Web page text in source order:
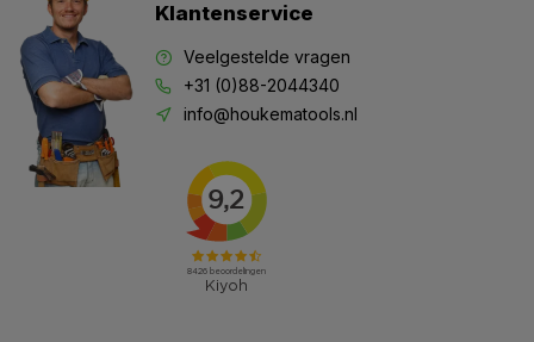
Klantenservice
Veelgestelde vragen
+31 (0)88-2044340
info@houkematools.nl